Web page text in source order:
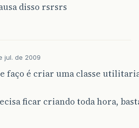
disso rsrsrs
jul. de 2009
faço é criar uma classe
ficar criando toda hora,